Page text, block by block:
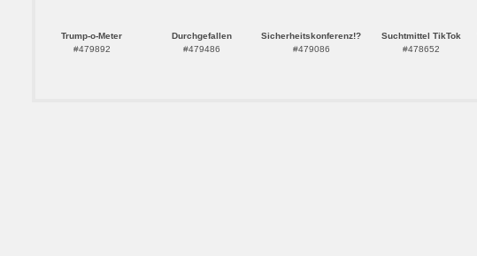
Trump-o-Meter
#479892
Durchgefallen
#479486
Sicherheitskonferenz!?
#479086
Suchtmittel TikTok
#478652